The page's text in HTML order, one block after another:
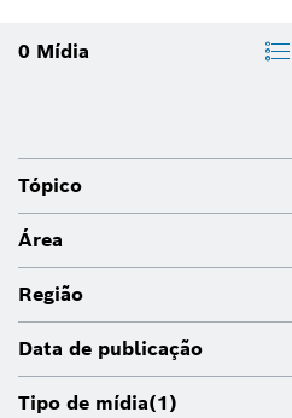
0 Mídia
Tópico
Área
Região
Data de publicação
Tipo de mídia(1)